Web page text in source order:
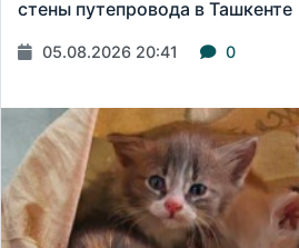
стены путепровода в Ташкенте
05.08.2026 20:41 0